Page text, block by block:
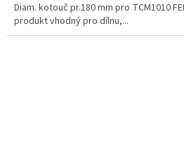
Diam. kotouč pr.180 mm pro TCM1010
produkt vhodný pro dílnu,...